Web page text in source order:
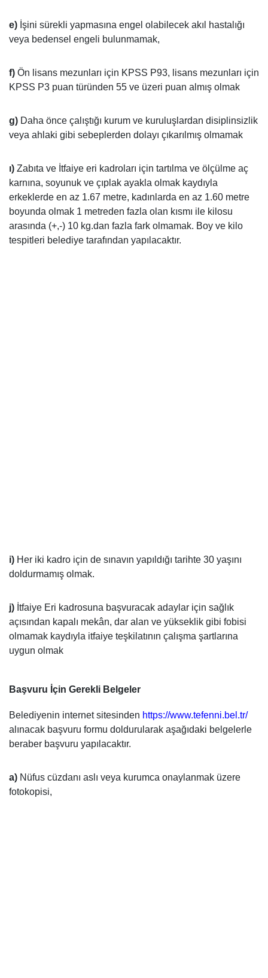
e) İşini sürekli yapmasına engel olabilecek akıl hastalığı
veya bedensel engeli bulunmamak,
f) Ön lisans mezunları için KPSS P93, lisans mezunları için
KPSS P3 puan türünden 55 ve üzeri puan almış olmak
g) Daha önce çalıştığı kurum ve kuruluşlardan disiplinsizlik
veya ahlaki gibi sebeplerden dolayı çıkarılmış olmamak
ı) Zabıta ve İtfaiye eri kadroları için tartılma ve ölçülme aç
karnına, soyunuk ve çıplak ayakla olmak kaydıyla
erkeklerde en az 1.67 metre, kadınlarda en az 1.60 metre
boyunda olmak 1 metreden fazla olan kısmı ile kilosu
arasında (+,-) 10 kg.dan fazla fark olmamak. Boy ve kilo
tespitleri belediye tarafından yapılacaktır.
i) Her iki kadro için de sınavın yapıldığı tarihte 30 yaşını
doldurmamış olmak.
j) İtfaiye Eri kadrosuna başvuracak adaylar için sağlık
açısından kapalı mekân, dar alan ve yükseklik gibi fobisi
olmamak kaydıyla itfaiye teşkilatının çalışma şartlarına
uygun olmak
Başvuru İçin Gerekli Belgeler
Belediyenin internet sitesinden https://www.tefenni.bel.tr/
alınacak başvuru formu doldurularak aşağıdaki belgelerle
beraber başvuru yapılacaktır.
a) Nüfus cüzdanı aslı veya kurumca onaylanmak üzere
fotokopisi,